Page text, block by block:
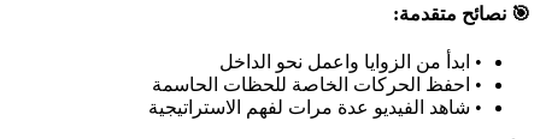
🎯 نصائح متقدمة:
• ابدأ من الزوايا واعمل نحو الداخل
• احفظ الحركات الخاصة للحظات الحاسمة
• شاهد الفيديو عدة مرات لفهم الاستراتيجية